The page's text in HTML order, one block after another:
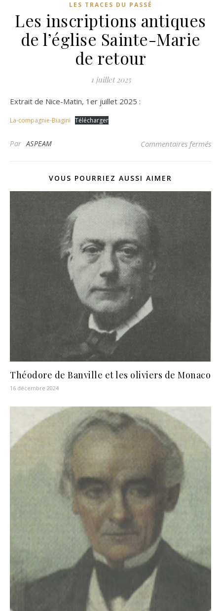
LES TRACES DU PASSÉ
Les inscriptions antiques
de l’église Sainte-Marie
de retour
1 juillet 2025
Extrait de Nice-Matin, 1er juillet 2025 :
La-compagnie-Biagini Télécharger
ParASPEAM Commentaires fermés
VOUS POURRIEZ AUSSI AIMER
Théodore de Banville et les oliviers de Monaco
16 décembre 2024